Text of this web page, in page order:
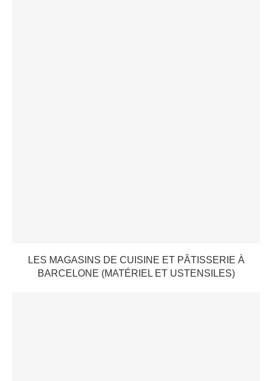
LES MAGASINS DE CUISINE ET PÂTISSERIE À
BARCELONE (MATÉRIEL ET USTENSILES)